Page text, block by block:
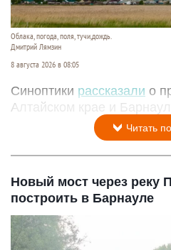
Облака, погода, поля, тучи,дождь.
Дмитрий Лямзин
8 августа 2026 в 08:05
Синоптики рассказали о
Алтайском крае и
Читать
Новый мост через реку
построить в Барнауле